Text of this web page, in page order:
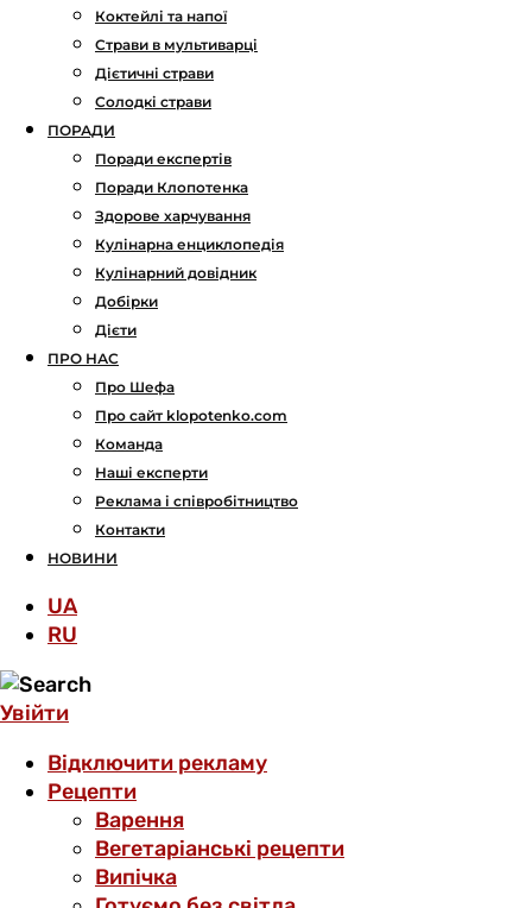
Коктейлі та напої
Страви в мультиварці
Дієтичні страви
Солодкі страви
ПОРАДИ
Поради експертів
Поради Клопотенка
Здорове харчування
Кулінарна енциклопедія
Кулінарний довідник
Добірки
Дієти
ПРО НАС
Про Шефа
Про сайт klopotenko.com
Команда
Наші експерти
Реклама і співробітництво
Контакти
НОВИНИ
UA
RU
Увійти
Відключити рекламу
Рецепти
Варення
Вегетаріанські рецепти
Випічка